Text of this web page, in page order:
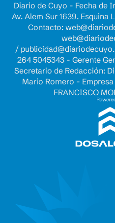
Diario de Cuyo - Fecha de
Av. Alem Sur 1639.
Contacto:
/
264 5045343 - Gerente
Secretario de Redacción:
Mario Romero -
FRANCISCO